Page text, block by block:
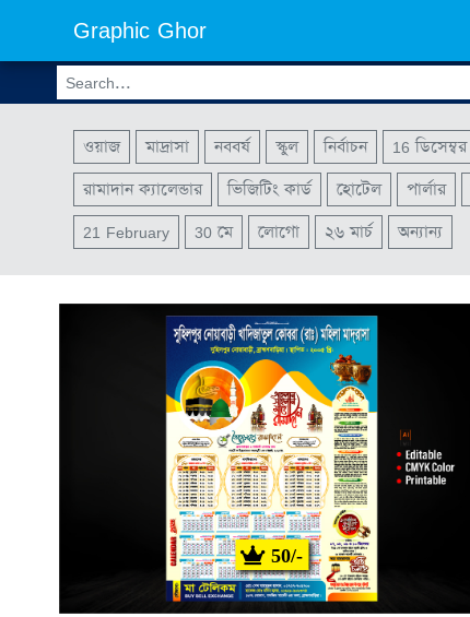
Graphic Ghor
ওয়াজ মাদ্রাসা নববর্ষ স্কুল নির্বাচন 16 ডিসেম্বর
রামাদান ক্যালেন্ডার
ভিজিটিং কার্ড হোটেল পার্লার
21 February
30 মে লোগো ২৬ মার্চ অন্যান্য
50/-